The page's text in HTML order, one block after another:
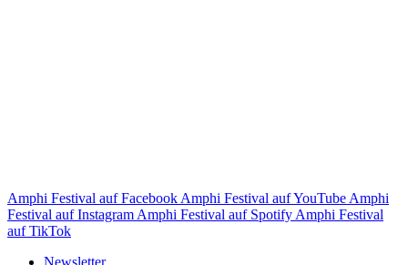
Amphi Festival auf Facebook Amphi Festival auf YouTube Amphi
Festival auf Instagram Amphi Festival auf Spotify Amphi Festival
auf TikTok
Newsletter